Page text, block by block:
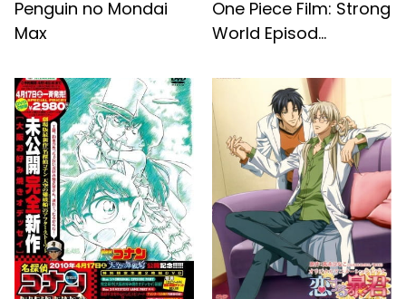
Penguin no Mondai
Max
One Piece Film: Strong
World Episod...